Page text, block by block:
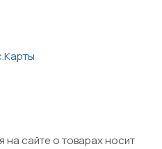
сайте о товарах носит